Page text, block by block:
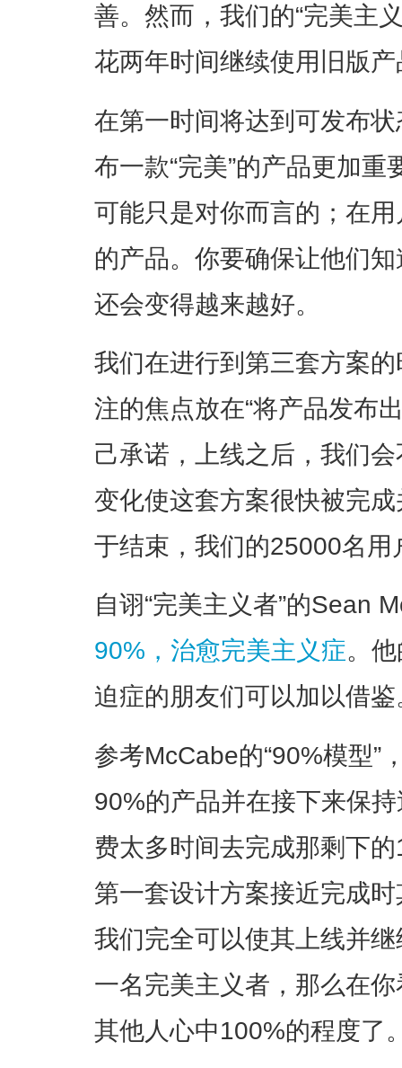
善。然而，我们的“完美主
花两年时间继续使用旧版产
在第一时间将达到可发布
布一款“完美”的产品更加重
可能只是对你而言的；在
的产品。你要确保让他们
还会变得越来越好。
我们在进行到第三套方案
注的焦点放在“将产品发布
己承诺，上线之后，我们
变化使这套方案很快被完
于结束，我们的25000名用
自诩“完美主义者”的Sean
90%，治愈完美主义症。
迫症的朋友们可以加以借鉴
参考McCabe的“90%模型”
90%的产品并在接下来保
费太多时间去完成那剩下
第一套设计方案接近完成
我们完全可以使其上线并
一名完美主义者，那么在
其他人心中100%的程度了